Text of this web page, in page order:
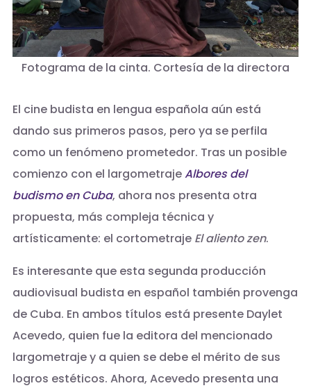
Fotograma de la cinta. Cortesía de la directora
El cine budista en lengua española aún está
dando sus primeros pasos, pero ya se perfila
como un fenómeno prometedor. Tras un posible
comienzo con el largometrajeAlbores del
budismo en Cuba, ahora nos presenta otra
propuesta, más compleja técnica y
artísticamente: el cortometraje El aliento zen.
Es interesante que esta segunda producción
audiovisual budista en español también provenga
de Cuba. En ambos títulos está presente Daylet
Acevedo, quien fue la editora del mencionado
largometraje y a quien se debe el mérito de sus
logros estéticos. Ahora, Acevedo presenta una